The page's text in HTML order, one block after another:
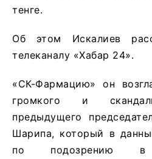
тенге.
Об этом Искалиев
телеканалу «Хабар 24».
«СК-Фармацию» он
громкого и
предыдущего
Шарипа, который в
по подозрению в